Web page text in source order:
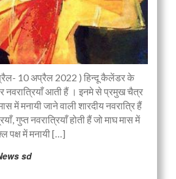
10 अप्रैल 2022 ) हिन्दू कैलेंडर के
नवरात्रियाँ आती हैं । इनमे से प्रमुख चैत्र
में मनायी जाने वाली शारदीय नवरात्रि हैं
गुप्त नवरात्रियाँ होती हैं जो माघ मास में
पक्ष में मनायी […]
sd